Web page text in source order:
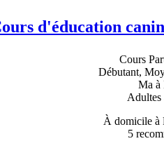
d'éducation
Cours
Débutant,
Ma à
Adultes
À domicile à
5